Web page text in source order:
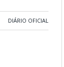
DIÁRIO OFICIAL